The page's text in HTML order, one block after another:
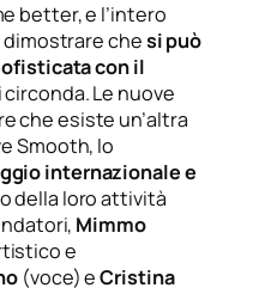
better, e l’intero
chesi può
con il
Le nuove
che esiste un’altra
Smooth, lo
internazionale e
della loro attività
Mimmo
e
(voce) eCristina